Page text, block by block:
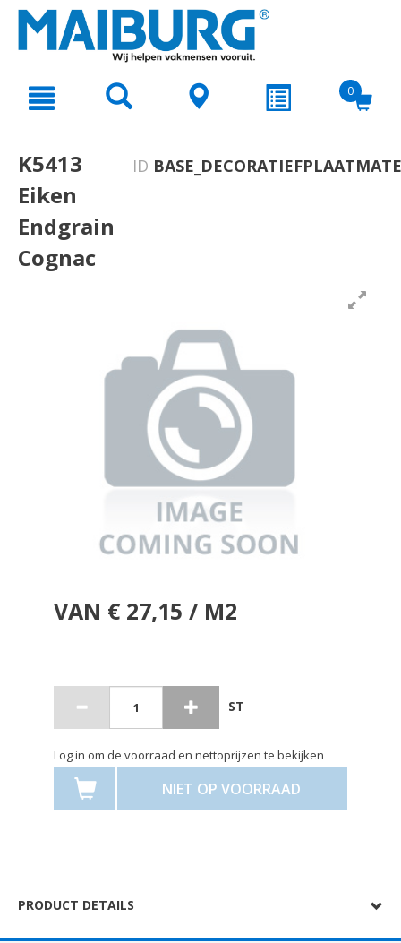
text.skipToNavigation
0
K5413
Eiken
Endgrain
Cognac
ID
VAN € 27,15 / M2
ST
Log in om de voorraad en nettoprijzen te bekijken
NIET OP VOORRAAD
PRODUCT DETAILS